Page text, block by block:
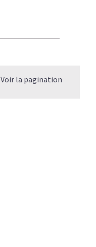
Voir la pagination